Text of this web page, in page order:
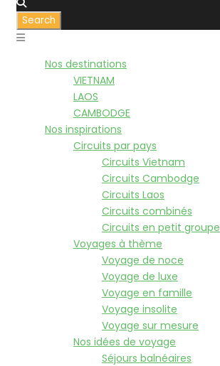
Nos destinations
VIETNAM
LAOS
CAMBODGE
Nos inspirations
Circuits par pays
Circuits Vietnam
Circuits Cambodge
Circuits Laos
Circuits combinés
Circuits en petit groupe
Voyages à thème
Voyage de noce
Voyage de luxe
Voyage en famille
Voyage insolite
Voyage sur mesure
Nos idées de voyage
Séjours balnéaires